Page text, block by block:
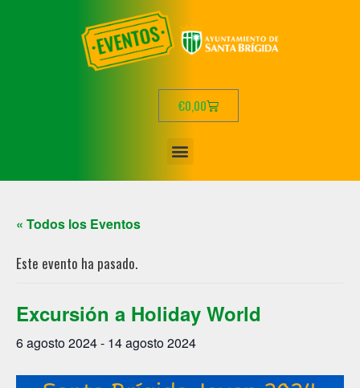
€0,00
« Todos los Eventos
Este evento ha pasado.
Excursión a Holiday World
6 agosto 2024- 14 agosto 2024